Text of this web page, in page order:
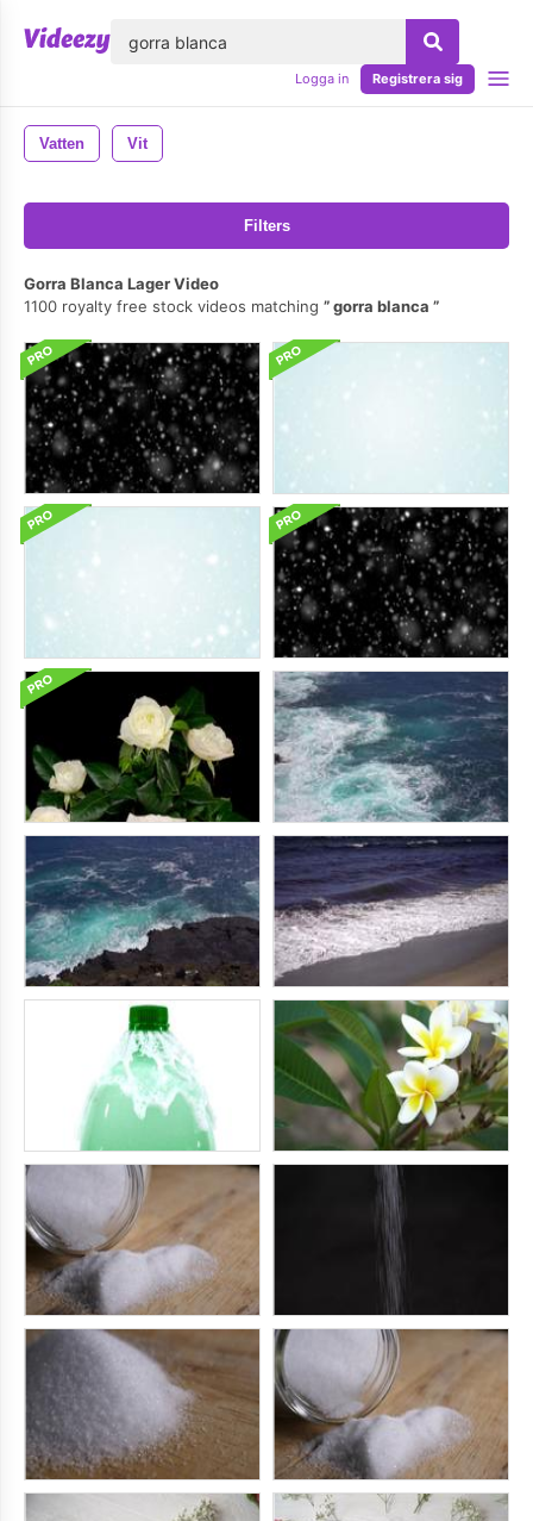
Logga in Registrera sig
Vatten Vit
Filters
Gorra Blanca Lager Video
1100 royalty free stock videos matching
gorra blanca